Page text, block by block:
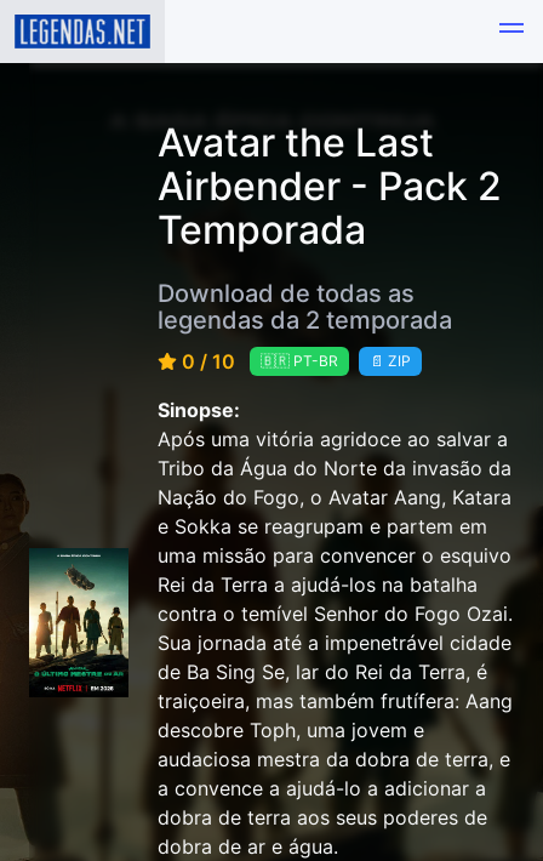
Avatar the Last
Airbender - Pack 2
Temporada
Download de todas as
legendas da 2 temporada
0 / 10 🇧🇷 PT-BR 📄 ZIP
Sinopse:
Após uma vitória agridoce ao salvar a
Tribo da Água do Norte da invasão da
Nação do Fogo, o Avatar Aang, Katara
e Sokka se reagrupam e partem em
uma missão para convencer o esquivo
Rei da Terra a ajudá-los na batalha
contra o temível Senhor do Fogo Ozai.
Sua jornada até a impenetrável cidade
de Ba Sing Se, lar do Rei da Terra, é
traiçoeira, mas também frutífera: Aang
descobre Toph, uma jovem e
audaciosa mestra da dobra de terra, e
a convence a ajudá-lo a adicionar a
dobra de terra aos seus poderes de
dobra de ar e água.